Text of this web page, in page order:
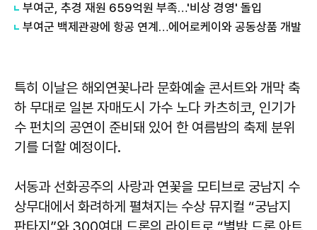
부여군, 추경 재원 659억원 부족…'비상 경영' 돌입
부여군 백제관광에 항공 연계…에어로케이와 공동상품 개발
특히 이날은 해외연꽃나라 문화예술 콘서트와 개막 축
하 무대로 일본 자매도시 가수 노다 카츠히코, 인기가
수 펀치의 공연이 준비돼 있어 한 여름밤의 축제 분위
기를 더할 예정이다.
서동과 선화공주의 사랑과 연꽃을 모티브로 궁남지 수
상무대에서 화려하게 펼쳐지는 수상 뮤지컬 “궁남지